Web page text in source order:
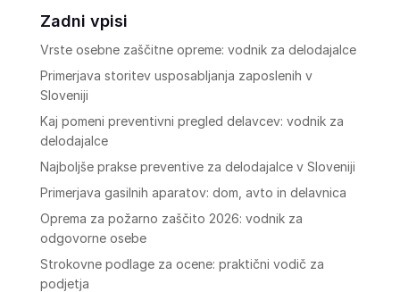
Zadni vpisi
Vrste osebne zaščitne opreme: vodnik za delodajalce
Primerjava storitev usposabljanja zaposlenih v
Sloveniji
Kaj pomeni preventivni pregled delavcev: vodnik za
delodajalce
Najboljše prakse preventive za delodajalce v Sloveniji
Primerjava gasilnih aparatov: dom, avto in delavnica
Oprema za požarno zaščito 2026: vodnik za
odgovorne osebe
Strokovne podlage za ocene: praktični vodič za
podjetja